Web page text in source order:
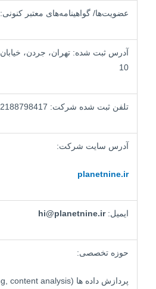
عضویت‌ها/ گواهینامه‌های معتبر کنونی:
10
تلفن ثبت شده شرکت: 02188798417
آدرس سایت شرکت:
planetnine.ir
ایمیل:hi@planetnine.ir
حوزه تخصصی:
پردازش داده ها (data processing, content analysis)،